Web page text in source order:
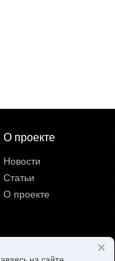
О проекте
Новости
Статьи
О проекте
×